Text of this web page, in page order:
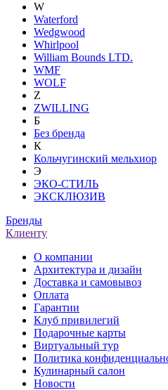
W
Waterford
Wedgwood
Whirlpool
William Bounds LTD.
WMF
WOLF
Z
ZWILLING
Б
Без бренда
К
Кольчугинский мельхиор
Э
ЭКО-СТИЛЬ
ЭКСКЛЮЗИВ
Бренды
Клиенту
О компании
Архитектура и дизайн
Доставка и самовывоз
Оплата
Гарантии
Клуб привилегий
Подарочные карты
Виртуальный тур
Политика
Кулинарный салон
Новости